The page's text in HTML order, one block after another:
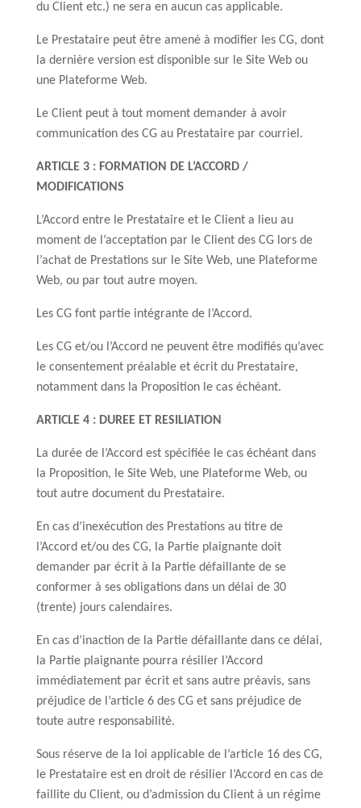
du Client etc.) ne sera en aucun cas applicable.
Le Prestataire peut être amené à modifier les CG, dont
la dernière version est disponible sur le Site Web ou
une Plateforme Web.
Le Client peut à tout moment demander à avoir
communication des CG au Prestataire par courriel.
ARTICLE 3 : FORMATION DE L’ACCORD /
MODIFICATIONS
L’Accord entre le Prestataire et le Client a lieu au
moment de l’acceptation par le Client des CG lors de
l’achat de Prestations sur le Site Web, une Plateforme
Web, ou par tout autre moyen.
Les CG font partie intégrante de l’Accord.
Les CG et/ou l’Accord ne peuvent être modifiés qu’avec
le consentement préalable et écrit du Prestataire,
notamment dans la Proposition le cas échéant.
ARTICLE 4 : DUREE ET RESILIATION
La durée de l’Accord est spécifiée le cas échéant dans
la Proposition, le Site Web, une Plateforme Web, ou
tout autre document du Prestataire.
En cas d’inexécution des Prestations au titre de
l’Accord et/ou des CG, la Partie plaignante doit
demander par écrit à la Partie défaillante de se
conformer à ses obligations dans un délai de 30
(trente) jours calendaires.
En cas d’inaction de la Partie défaillante dans ce délai,
la Partie plaignante pourra résilier l’Accord
immédiatement par écrit et sans autre préavis, sans
préjudice de l’article 6 des CG et sans préjudice de
toute autre responsabilité.
Sous réserve de la loi applicable de l’article 16 des CG,
le Prestataire est en droit de résilier l’Accord en cas de
faillite du Client, ou d’admission du Client à un régime